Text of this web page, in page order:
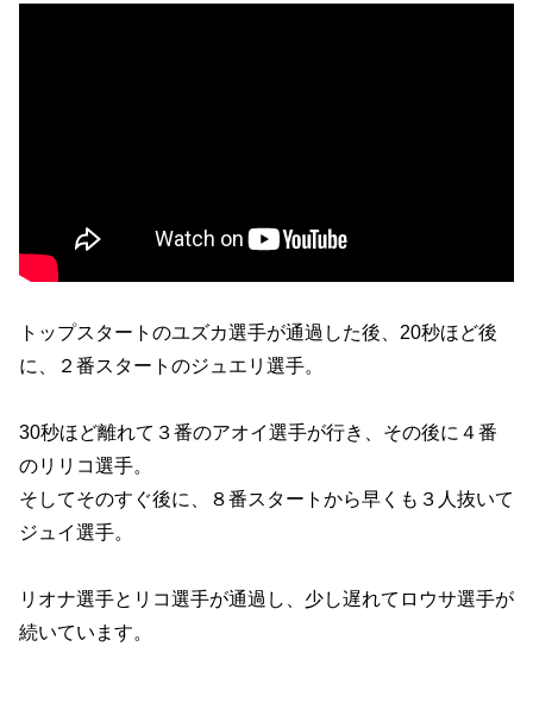
トップスタートのユズカ選手が通過した後、20秒ほど後
に、２番スタートのジュエリ選手。
30秒ほど離れて３番のアオイ選手が行き、その後に４番
のリリコ選手。
そしてそのすぐ後に、８番スタートから早くも３人抜いて
ジュイ選手。
リオナ選手とリコ選手が通過し、少し遅れてロウサ選手が
続いています。